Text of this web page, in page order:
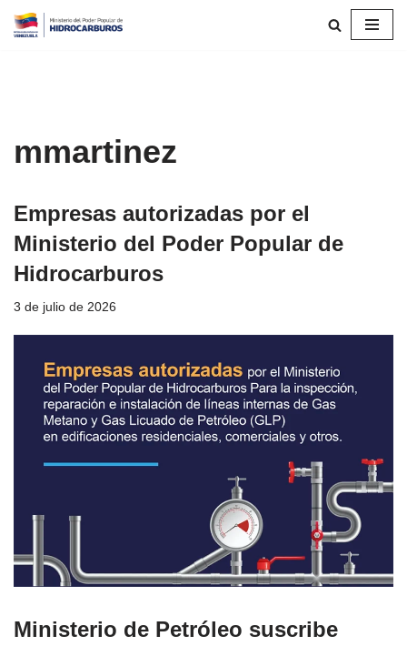
mmartinez
Empresas autorizadas por el
Ministerio del Poder Popular de
Hidrocarburos
3 de julio de 2026
Ministerio de Petróleo suscribe